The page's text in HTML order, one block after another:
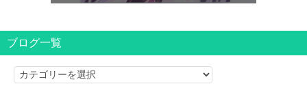
ブログ一覧
ブ